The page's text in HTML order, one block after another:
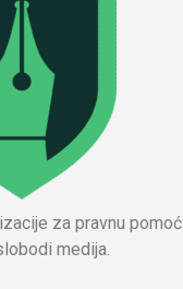
za pravnu pomoć
medija.